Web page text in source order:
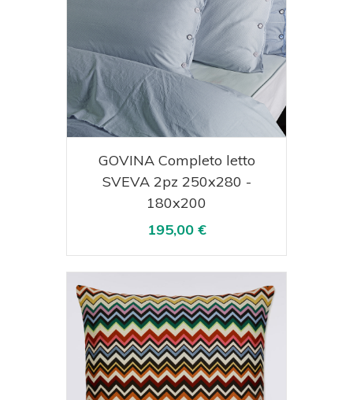
Acquista Visualizza
GOVINA Completo letto
SVEVA 2pz 250x280 -
180x200
195,00 €